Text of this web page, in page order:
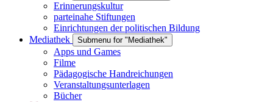
Erinnerungskultur
parteinahe Stiftungen
Einrichtungen der politischen Bildung
Mediathek
Submenu for "Mediathek"
Apps und Games
Filme
Pädagogische Handreichungen
Veranstaltungsunterlagen
Bücher